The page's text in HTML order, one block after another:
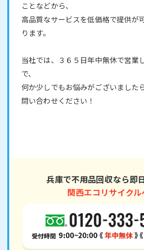
ことなどから、
高品質なサービスを低価格で提供が
ります。
当社では、３６５日年中無休で営業
で、
何か少しでもお悩みがございました
問い合わせください！
兵庫で不用品回収なら即
関西エコリサイクル